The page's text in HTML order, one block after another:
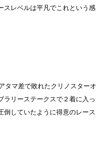
スレベルは平凡でこれという感
タマ差で敗れたクリノスターオ
ラリーステークスで２着に入っ
倒していたように得意のレース